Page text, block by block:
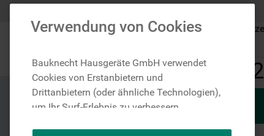
Auf Lager:
Verwendung von Cookies
Bauknecht Hausgeräte GmbH verwendet
Cookies von Erstanbietern und
Drittanbietern (oder ähnliche Technologien),
um Ihr Surf-Erlebnis zu verbessern
mikrowelle
gefriertruhe
kühl-gefrierkombination freistehend